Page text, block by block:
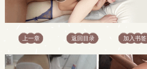
上一章 返回目录 加入书签